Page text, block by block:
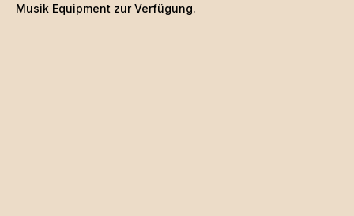
Musik Equipment zur Verfügung.